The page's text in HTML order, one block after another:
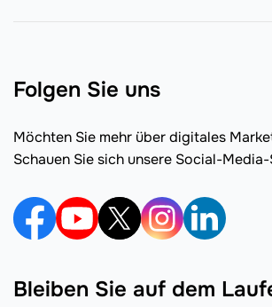
Folgen Sie uns
Möchten Sie mehr über digitales
Schauen Sie sich unsere Social-
Bleiben Sie auf dem